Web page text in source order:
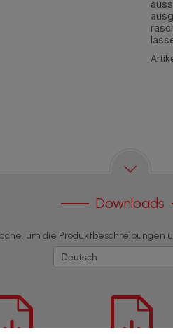
Downloads
um die Produktbeschreibungen